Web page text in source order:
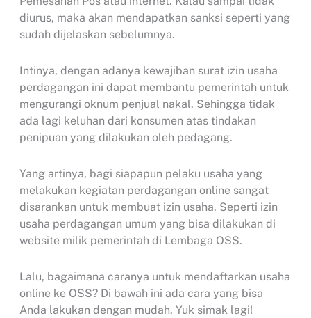
diurus, maka akan mendapatkan sanksi seperti yang
sudah dijelaskan sebelumnya.
Intinya, dengan adanya kewajiban surat izin usaha
perdagangan ini dapat membantu pemerintah untuk
mengurangi oknum penjual nakal. Sehingga tidak
ada lagi keluhan dari konsumen atas tindakan
penipuan yang dilakukan oleh pedagang.
Yang artinya, bagi siapapun pelaku usaha yang
melakukan kegiatan perdagangan online sangat
disarankan untuk membuat izin usaha. Seperti izin
usaha perdagangan umum yang bisa dilakukan di
website milik pemerintah di Lembaga OSS.
Lalu, bagaimana caranya untuk mendaftarkan usaha
online ke OSS? Di bawah ini ada cara yang bisa
Anda lakukan dengan mudah. Yuk simak lagi!